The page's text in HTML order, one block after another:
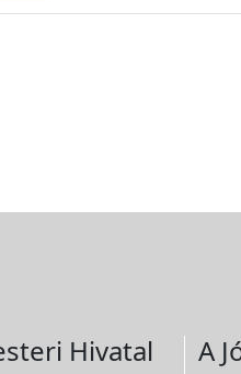
Hivatal A